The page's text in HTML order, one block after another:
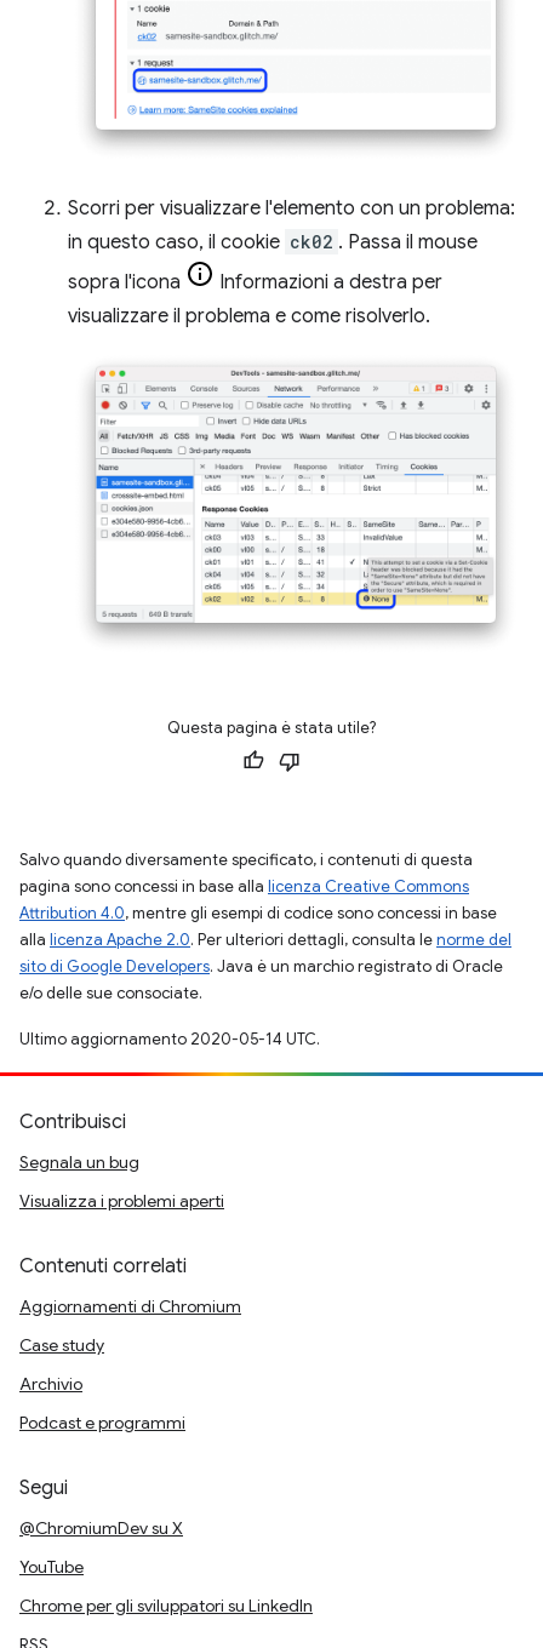
Scorri per visualizzare l'elemento con un problema:
in questo caso, il cookie ck02 . Passa il mouse
sopra l'icona
Informazioni a destra per
visualizzare il problema e come risolverlo.
Questa pagina è stata utile?
Salvo quando diversamente specificato, i contenuti di questa
pagina sono concessi in base alla licenza Creative Commons
Attribution 4.0, mentre gli esempi di codice sono concessi in base
alla licenza Apache 2.0. Per ulteriori dettagli, consulta lenorme del
sito di Google Developers. Java è un marchio registrato di Oracle
e/o delle sue consociate.
Ultimo aggiornamento 2020-05-14 UTC.
Contribuisci
Segnala un bug
Visualizza i problemi aperti
Contenuti correlati
Aggiornamenti di Chromium
Case study
Archivio
Podcast e programmi
Segui
@ChromiumDev su X
YouTube
Chrome per gli sviluppatori su LinkedIn